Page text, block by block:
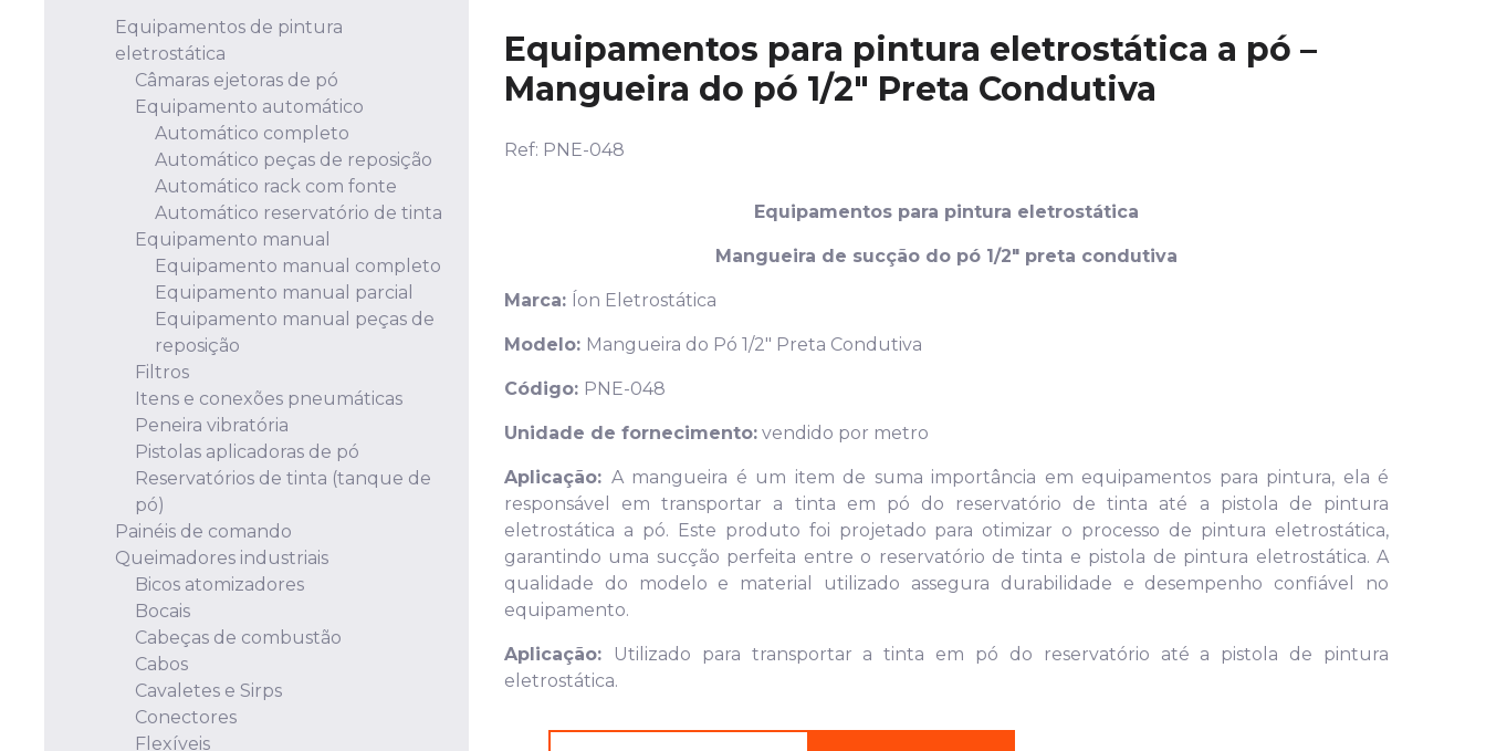
Equipamentos de pintura
eletrostática
Câmaras ejetoras de pó
Equipamento automático
Automático completo
Automático peças de reposição
Automático rack com fonte
Automático reservatório de tinta
Equipamento manual
Equipamento manual completo
Equipamento manual parcial
Equipamento manual peças de
reposição
Filtros
Itens e conexões pneumáticas
Peneira vibratória
Pistolas aplicadoras de pó
Reservatórios de tinta (tanque de
pó)
Painéis de comando
Queimadores industriais
Bicos atomizadores
Bocais
Cabeças de combustão
Cabos
Cavaletes e Sirps
Conectores
Flexíveis
Equipamentos para pintura eletrostática a pó –
Mangueira do pó 1/2″ Preta Condutiva
Ref: PNE-048
Equipamentos para pintura eletrostática
Mangueira de sucção do pó 1/2″ preta condutiva
Marca: Íon Eletrostática
Modelo: Mangueira do Pó 1/2″ Preta Condutiva
Código: PNE-048
Unidade de fornecimento: vendido por metro
Aplicação: A mangueira é um item de suma importância em equipamentos para pintura, ela é
responsável em transportar a tinta em pó do reservatório de tinta até a pistola de pintura
eletrostática a pó. Este produto foi projetado para otimizar o processo de pintura eletrostática,
garantindo uma sucção perfeita entre o reservatório de tinta e pistola de pintura eletrostática. A
qualidade do modelo e material utilizado assegura durabilidade e desempenho confiável no
equipamento.
Aplicação:
Utilizado para transportar a tinta em pó do reservatório até a pistola de pintura
eletrostática.